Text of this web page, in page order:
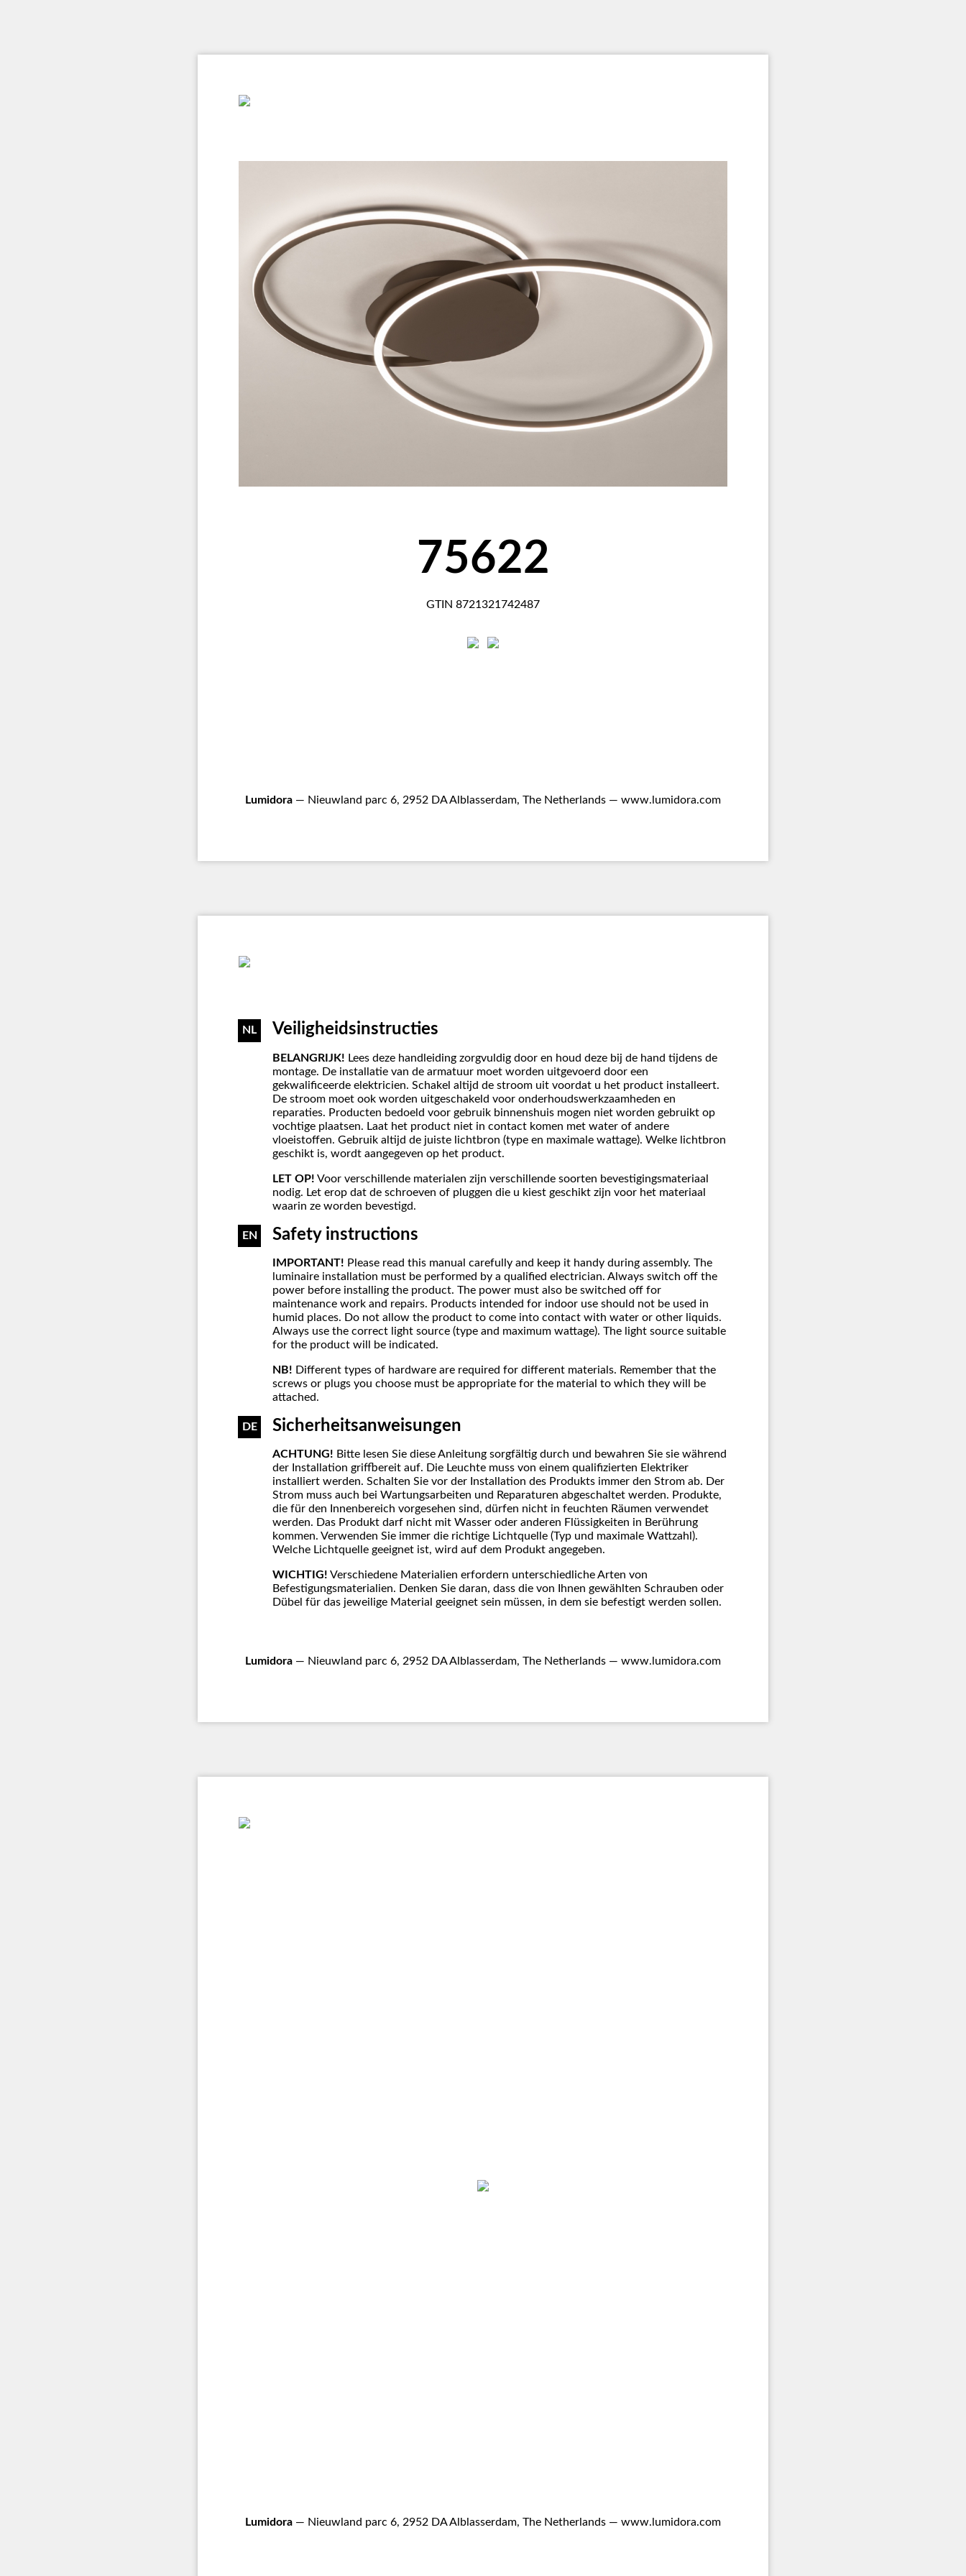
75622
GTIN 8721321742487
Lumidora — Nieuwland parc 6, 2952 DA Alblasserdam, The Netherlands — www.lumidora.com
NL Veiligheidsinstructies
BELANGRIJK! Lees deze handleiding zorgvuldig door en houd deze bij de hand tijdens de
montage. De installatie van de armatuur moet worden uitgevoerd door een
gekwalificeerde elektricien. Schakel altijd de stroom uit voordat u het product installeert.
De stroom moet ook worden uitgeschakeld voor onderhoudswerkzaamheden en
reparaties. Producten bedoeld voor gebruik binnenshuis mogen niet worden gebruikt op
vochtige plaatsen. Laat het product niet in contact komen met water of andere
vloeistoffen. Gebruik altijd de juiste lichtbron (type en maximale wattage). Welke lichtbron
geschikt is, wordt aangegeven op het product.
LET OP! Voor verschillende materialen zijn verschillende soorten bevestigingsmateriaal
nodig. Let erop dat de schroeven of pluggen die u kiest geschikt zijn voor het materiaal
waarin ze worden bevestigd.
EN Safety instructions
IMPORTANT! Please read this manual carefully and keep it handy during assembly. The
luminaire installation must be performed by a qualified electrician. Always switch off the
power before installing the product. The power must also be switched off for
maintenance work and repairs. Products intended for indoor use should not be used in
humid places. Do not allow the product to come into contact with water or other liquids.
Always use the correct light source (type and maximum wattage). The light source suitable
for the product will be indicated.
NB! Different types of hardware are required for different materials. Remember that the
screws or plugs you choose must be appropriate for the material to which they will be
attached.
DE Sicherheitsanweisungen
ACHTUNG! Bitte lesen Sie diese Anleitung sorgfältig durch und bewahren Sie sie während
der Installation griffbereit auf. Die Leuchte muss von einem qualifizierten Elektriker
installiert werden. Schalten Sie vor der Installation des Produkts immer den Strom ab. Der
Strom muss auch bei Wartungsarbeiten und Reparaturen abgeschaltet werden. Produkte,
die für den Innenbereich vorgesehen sind, dürfen nicht in feuchten Räumen verwendet
werden. Das Produkt darf nicht mit Wasser oder anderen Flüssigkeiten in Berührung
kommen. Verwenden Sie immer die richtige Lichtquelle (Typ und maximale Wattzahl).
Welche Lichtquelle geeignet ist, wird auf dem Produkt angegeben.
WICHTIG! Verschiedene Materialien erfordern unterschiedliche Arten von
Befestigungsmaterialien. Denken Sie daran, dass die von Ihnen gewählten Schrauben oder
Dübel für das jeweilige Material geeignet sein müssen, in dem sie befestigt werden sollen.
Lumidora — Nieuwland parc 6, 2952 DA Alblasserdam, The Netherlands — www.lumidora.com
Lumidora — Nieuwland parc 6, 2952 DA Alblasserdam, The Netherlands — www.lumidora.com